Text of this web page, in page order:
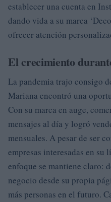
establecer una cuenta en
dando vida a su marca
ofrecer atención
El crecimiento
La pandemia trajo consigo
Mariana encontró una
Con su marca en auge,
mensajes al día y logró
mensuales. A pesar de ser
empresas interesadas en su
enfoque se mantiene claro:
negocio desde su propia
más personas en el futuro.